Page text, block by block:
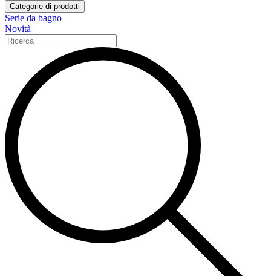
Categorie di prodotti
Serie da bagno
Novità